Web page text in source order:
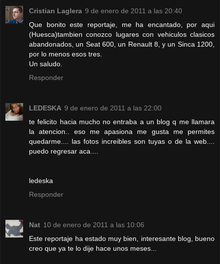
Cristian Laglera 9 de enero de 2011 a las 20:40
Que bonito este reportaje, me ha encantado, por aqui
(Huesca)tambien conozco lugares con vehiculos clasicos
abandonados, un Seat 600, un Renault 8, y un Sinca 1200,
por lo menos esos tres.
Un saludo.
Responder
LEDESKA 9 de enero de 2011 a las 22:00
te felicito hacia mucho no entraba a un blog q me llamara
la atencion.. eso me apasiona me gusta me permites
quedarme.... las fotos increibles son tuyas o de la web....
puedo regresar aca....
ledeska
Responder
Nat 10 de enero de 2011 a las 10:06
Este reportaje ha estado muy bien, interesante blog, bueno
creo que ya te lo dije hace unos meses...